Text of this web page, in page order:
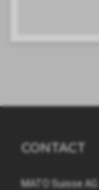
CONTACT
MATO Suisse AG